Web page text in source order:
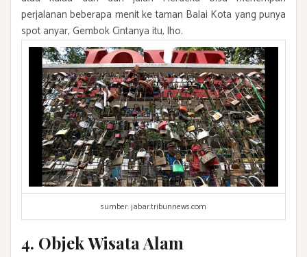
perjalanan beberapa menit ke taman Balai Kota yang punya
spot anyar, Gembok Cintanya itu, lho.
sumber: jabar.tribunnews.com
4. Objek Wisata Alam